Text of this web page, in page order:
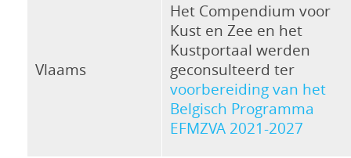
Vlaams
Het Compendium voor
Kust en Zee en het
Kustportaal werden
geconsulteerd ter
voorbereiding van het
Belgisch Programma
EFMZVA 2021-2027